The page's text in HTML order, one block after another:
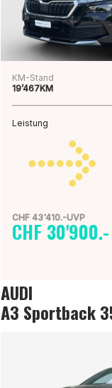
KM-Stand
19’467KM
Leistung
CHF 43'410.-UVP
CHF 30'900.-
AUDI